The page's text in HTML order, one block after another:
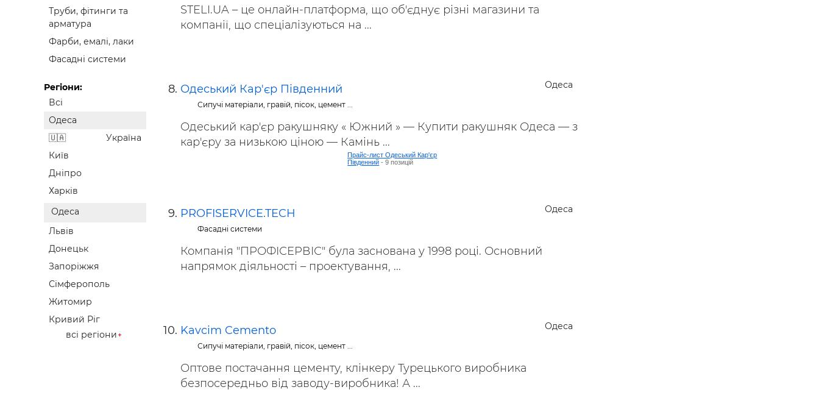
Труби, фітинги та
арматура
Фарби, емалі, лаки
Фасадні системи
Регіони:
Всі
Одеса
Україна
Київ
Дніпро
Харків
Одеса
Львів
Донецьк
Запоріжжя
Сімферополь
Житомир
Кривий Ріг
всі регіони
STELI.UA – це онлайн-платформа, що об'єднує різні магазини та
компанії, що спеціалізуються на ...
Одеса
Одеський Кар'єр Південний
Сипучі матеріали, гравій, пісок, цемент ...
Одеський кар'єр ракушняку « Южний » — Купити ракушняк Одеса — з
кар'єру за низькою ціною — Камінь ...
Прайс-лист Одеський Кар'єр
Південний - 9 позицій
Одеса
PROFISERVICE.TECH
Фасадні системи
Компанія "ПРОФІСЕРВІС" була заснована у 1998 році. Основний
напрямок діяльності – проектування, ...
Одеса
Kavcim Cemento
Сипучі матеріали, гравій, пісок, цемент ...
Оптове постачання цементу, клінкеру Турецького виробника
безпосередньо від заводу-виробника! А ...